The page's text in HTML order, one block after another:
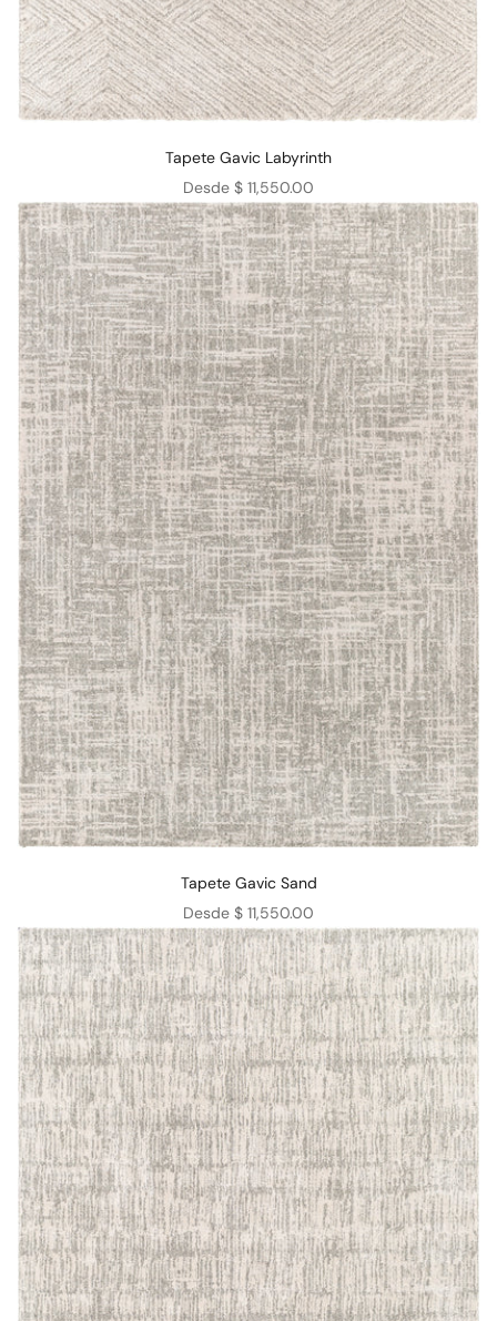
Tapete Gavic Labyrinth
Precio de oferta
Desde $ 11,550.00
Tapete Gavic Sand
Precio de oferta
Desde $ 11,550.00